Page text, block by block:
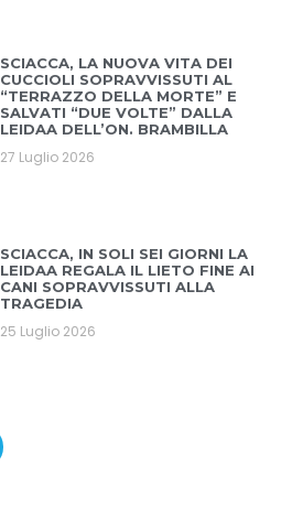
SCIACCA, LA NUOVA VITA DEI
CUCCIOLI SOPRAVVISSUTI AL
“TERRAZZO DELLA MORTE” E
SALVATI “DUE VOLTE” DALLA
LEIDAA DELL’ON. BRAMBILLA
27 Luglio 2026
SCIACCA, IN SOLI SEI GIORNI LA
LEIDAA REGALA IL LIETO FINE AI
CANI SOPRAVVISSUTI ALLA
TRAGEDIA
25 Luglio 2026